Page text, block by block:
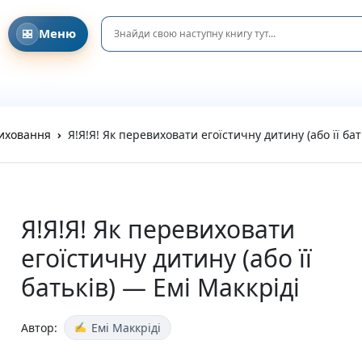
Меню
Головна
Блог та Новини
Refund and Returns Policy
Усі книги
Новинки
Очікувані новинки
Акційні пропозиції
Подарунки та аксесуари
Вітальні листівки
Подарункові елементи
Я!Я!Я! Як перевиховати егоїстичну дитину (або її
Я!Я!Я! Як перевиховати
егоїстичну дитину (або її
батьків) — Емі Маккріді
Автор: Емі Маккріді